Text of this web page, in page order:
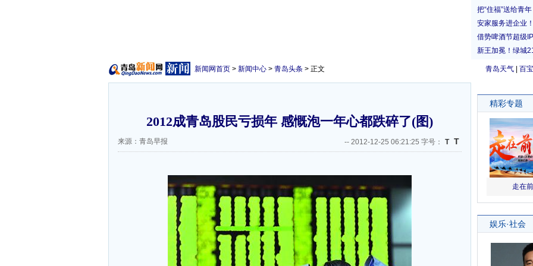
青岛天气 百
新闻网首页 > 新闻中心 > 青岛头条 > 正文
2012成青岛股民亏损年 感慨泡一年心都跌碎了(图)
来源：青岛早报 -- 2012-12-25 06:21:25 字号： T T